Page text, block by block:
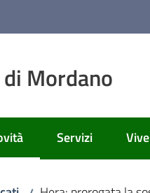
Mordano
selezionato
Servizi